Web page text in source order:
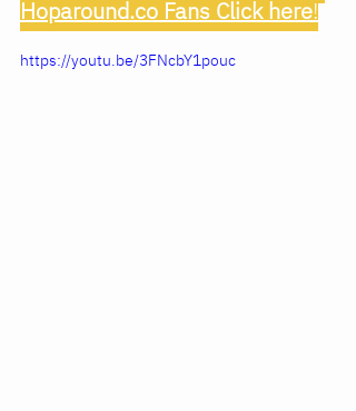
Hoparound.co Fans Click here!
https://youtu.be/3FNcbY1pouc